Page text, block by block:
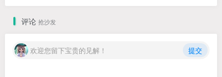
评论 抢沙发
欢迎您留下宝贵的见解！ 提交